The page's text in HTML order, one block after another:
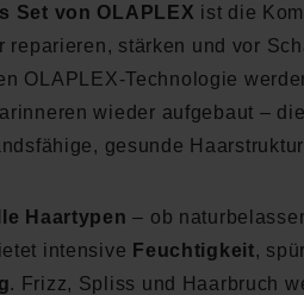
Set von OLAPLEX ist die
stärken und vor
OLAPLEX-Technologie
wieder aufgebaut –
gesunde
Haartypen – ob
intensive Feuchtigkeit,
. Frizz, Spliss und Haarbruch